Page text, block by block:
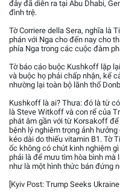
đây đã diễn ra tại Abu Dhabi,
đình trệ.
Tờ Corriere della Sera, nghĩa là
phán với Nga cho đến nay cho
phía Nga trong các cuộc đàm
Tờ báo cáo buộc Kushkoff lặp
và buộc họ phải chấp nhận, kể
nhường lại toàn bộ lãnh thổ
Kushkoff là ai? Thưa: đó là từ
là Steve Witkoff và con rể của
phát âm gần với từ Korsakoff
bệnh lý nghiêm trọng ảnh
kéo dài do thiếu vitamin B1. Tờ
ốc không có chút kinh nghiệm
phải là để mưu tìm hòa bình mà
như là một hình thức bán đứng
[Kyiv Post: Trump Seeks